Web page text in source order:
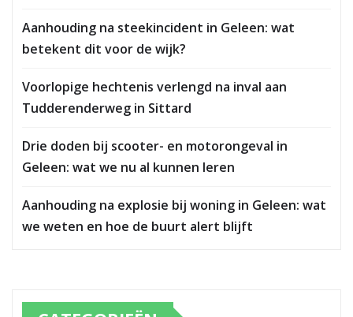
Aanhouding na steekincident in Geleen: wat
betekent dit voor de wijk?
Voorlopige hechtenis verlengd na inval aan
Tudderenderweg in Sittard
Drie doden bij scooter- en motorongeval in
Geleen: wat we nu al kunnen leren
Aanhouding na explosie bij woning in Geleen: wat
we weten en hoe de buurt alert blijft